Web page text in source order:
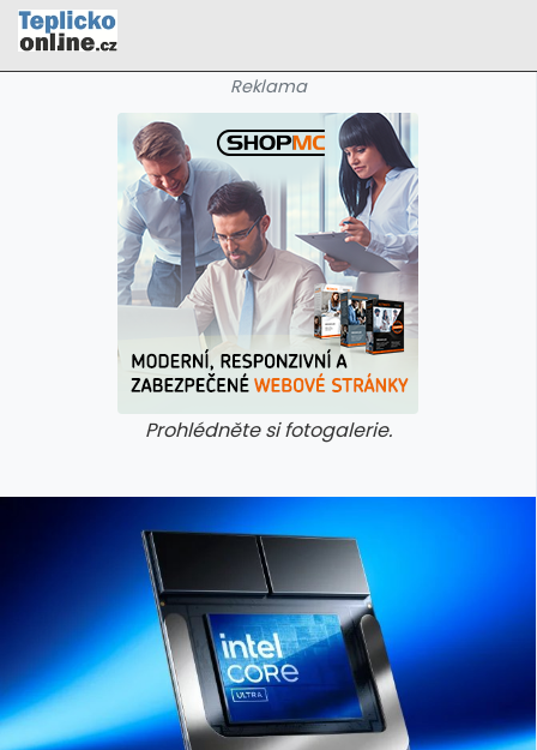
Reklama
Prohlédněte si fotogalerie.